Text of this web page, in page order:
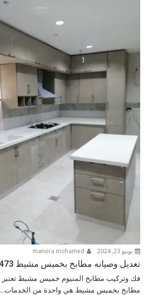
يونيو 23, 2024
تعديل وصيانه مطابخ بخميس مشيط 0590135473
فك وتركيب مطابخ المنيوم خميس مشيط تعتبر
مطابخ بخميس مشيط هي واحدة من الخدمات...